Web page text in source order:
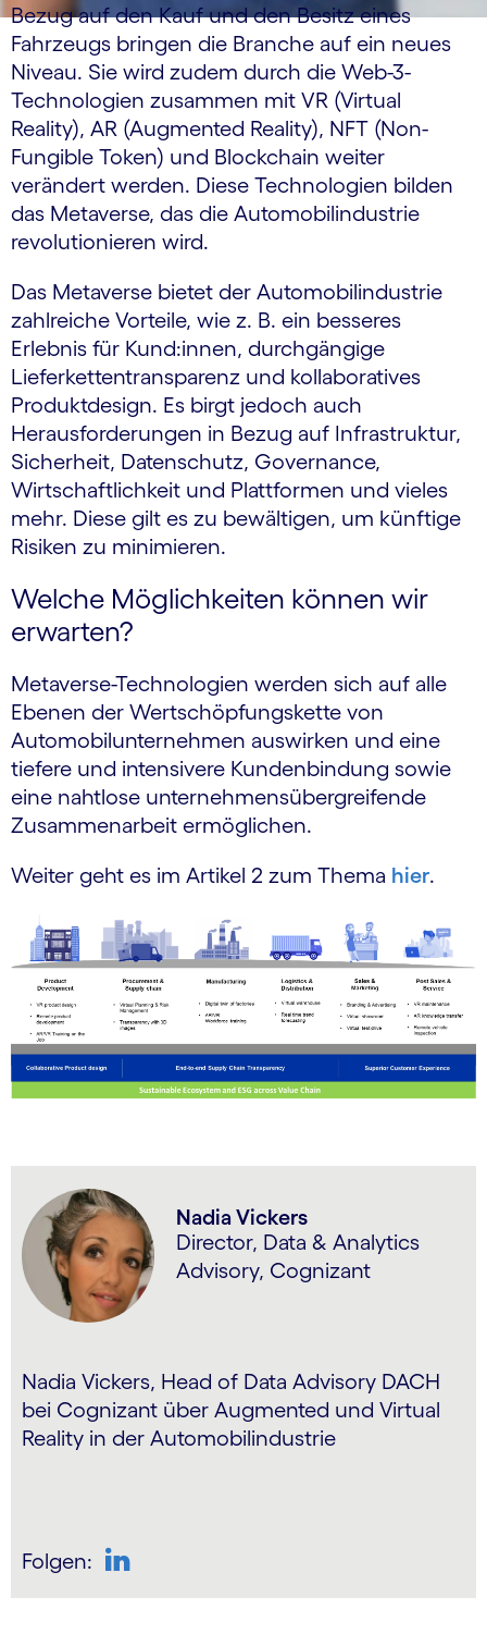
Bezug auf den Kauf und den Besitz eines
Fahrzeugs bringen die Branche auf ein neues
Niveau. Sie wird zudem durch die Web-3-
Technologien zusammen mit VR (Virtual
Reality), AR (Augmented Reality), NFT (Non-
Fungible Token) und Blockchain weiter
verändert werden. Diese Technologien bilden
das Metaverse, das die Automobilindustrie
revolutionieren wird.
Das Metaverse bietet der Automobilindustrie
zahlreiche Vorteile, wie z. B. ein besseres
Erlebnis für Kund:innen, durchgängige
Lieferkettentransparenz und kollaboratives
Produktdesign. Es birgt jedoch auch
Herausforderungen in Bezug auf Infrastruktur,
Sicherheit, Datenschutz, Governance,
Wirtschaftlichkeit und Plattformen und vieles
mehr. Diese gilt es zu bewältigen, um künftige
Risiken zu minimieren.
Welche Möglichkeiten können wir
erwarten?
Metaverse-Technologien werden sich auf alle
Ebenen der Wertschöpfungskette von
Automobilunternehmen auswirken und eine
tiefere und intensivere Kundenbindung sowie
eine nahtlose unternehmensübergreifende
Zusammenarbeit ermöglichen.
Weiter geht es im Artikel 2 zum Thema hier.
Nadia Vickers
Director, Data & Analytics
Advisory, Cognizant
Nadia Vickers, Head of Data Advisory DACH
bei Cognizant über Augmented und Virtual
Reality in der Automobilindustrie
Folgen: